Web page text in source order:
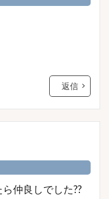
返信
仲良しでした??